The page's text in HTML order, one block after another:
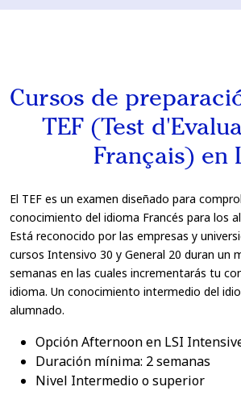
Cursos de
TEF (Test
Français) en
El TEF es un examen diseñado para
conocimiento del idioma Francés para los
Está reconocido por las empresas y
cursos Intensivo 30 y General 20 duran un
semanas en las cuales incrementarás tu
idioma. Un conocimiento intermedio del
alumnado.
Opción Afternoon en LSI
Duración mínima: 2 semanas
Nivel Intermedio o superior